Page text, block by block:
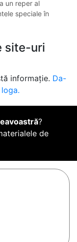
un reper al
speciale în
site-uri
informație. Da-
?
de